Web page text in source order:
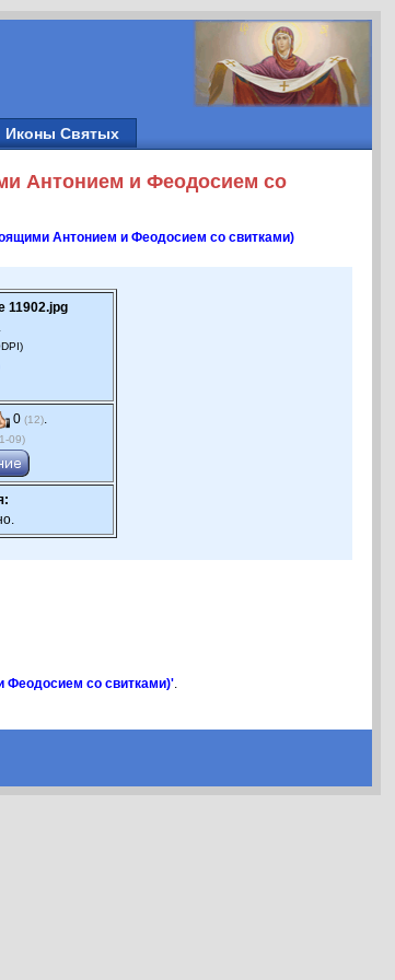
Иконы Святых
Антонием и Феодосием со
Антонием и Феодосием со свитками)
11902.jpg
0 (12).
09)
Феодосием со свитками)'.